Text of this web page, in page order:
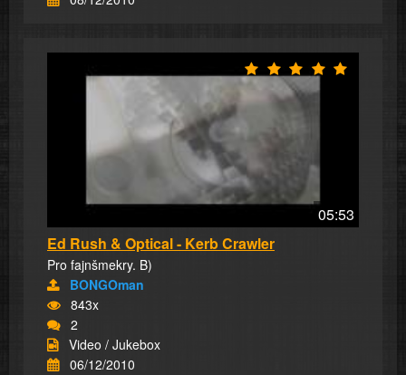
05:53
Ed Rush & Optical - Kerb Crawler
Pro fajnšmekry. B)
BONGOman
843x
2
Video / Jukebox
06/12/2010